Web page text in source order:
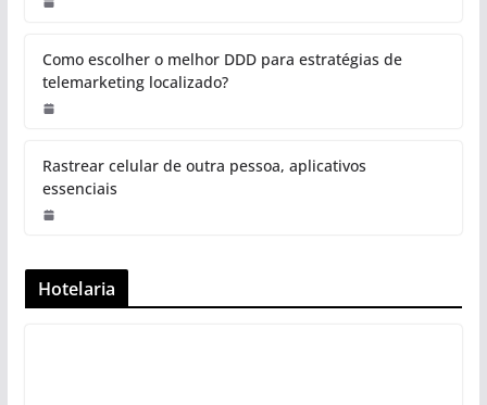
Como escolher o melhor DDD para estratégias de
telemarketing localizado?
Rastrear celular de outra pessoa, aplicativos
essenciais
Hotelaria